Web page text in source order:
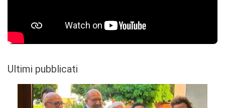
Ultimi pubblicati